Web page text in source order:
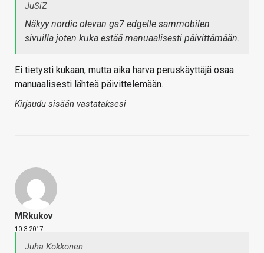
JuSiZ
Näkyy nordic olevan gs7 edgelle sammobilen
sivuilla joten kuka estää manuaalisesti päivittämään.
Ei tietysti kukaan, mutta aika harva peruskäyttäjä osaa
manuaalisesti lähteä päivittelemään.
Kirjaudu sisään vastataksesi
MRkukov
10.3.2017
Juha Kokkonen